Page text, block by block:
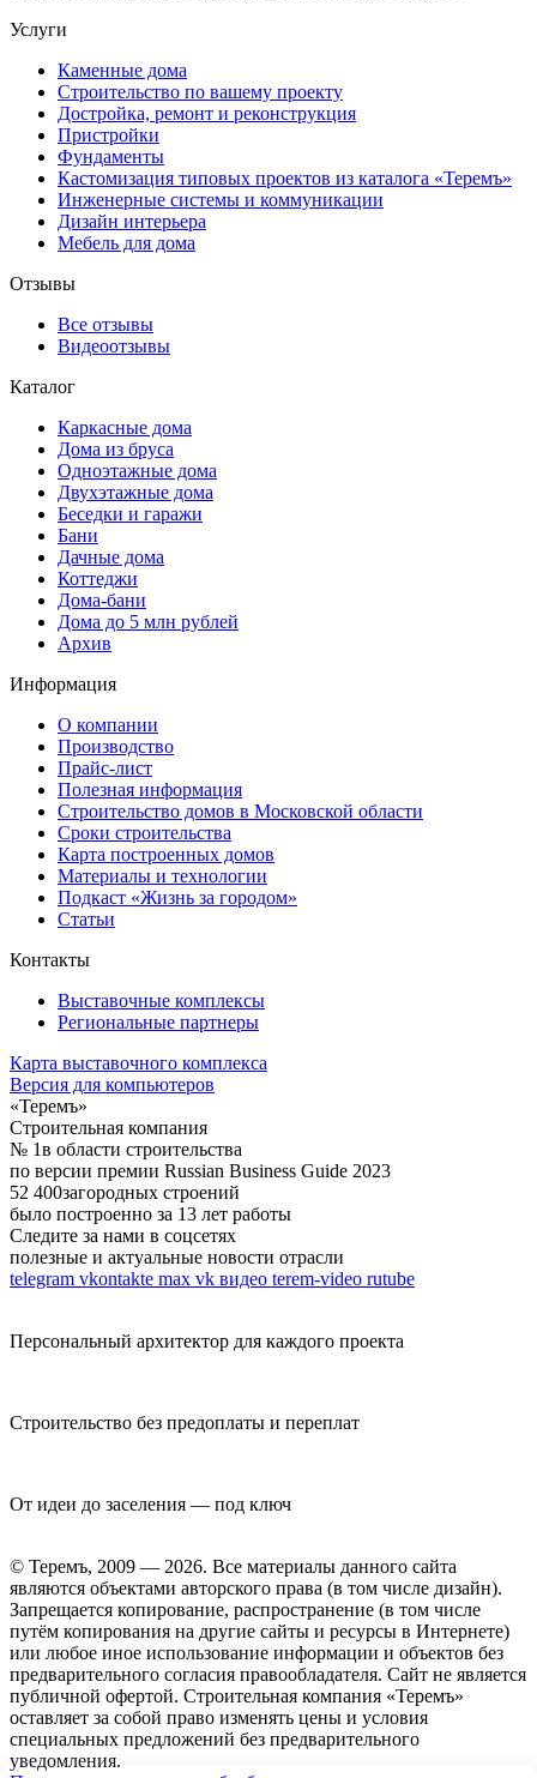
Услуги
Каменные дома
Строительство по вашему проекту
Достройка, ремонт и реконструкция
Пристройки
Фундаменты
Кастомизация типовых проектов из каталога «Теремъ»
Инженерные системы и коммуникации
Дизайн интерьера
Мебель для дома
Отзывы
Все отзывы
Видеоотзывы
Каталог
Каркасные дома
Дома из бруса
Одноэтажные дома
Двухэтажные дома
Беседки и гаражи
Бани
Дачные дома
Коттеджи
Дома-бани
Дома до 5 млн рублей
Архив
Информация
О компании
Производство
Прайс-лист
Полезная информация
Строительство домов в Московской области
Сроки строительства
Карта построенных домов
Материалы и технологии
Подкаст «Жизнь за городом»
Статьи
Контакты
Выставочные комплексы
Региональные партнеры
Карта выставочного комплекса
Версия для компьютеров
«Теремъ»
Строительная компания
№ 1в области строительства
по версии премии Russian Business Guide 2023
52 400загородных строений
было построенно за 13 лет работы
Следите за нами в соцсетях
полезные и актуальные новости отрасли
telegram vkontakte max vk видео terem-video rutube
Персональный архитектор для каждого проекта
Строительство без предоплаты и переплат
От идеи до заселения — под ключ
© Теремъ, 2009 — 2026. Все материалы данного сайта
являются объектами авторского права (в том числе дизайн).
Запрещается копирование, распространение (в том числе
путём копирования на другие сайты и ресурсы в Интернете)
или любое иное использование информации и объектов без
предварительного согласия правообладателя. Cайт не является
публичной офертой. Строительная компания «Теремъ»
оставляет за собой право изменять цены и условия
специальных предложений без предварительного
уведомления.